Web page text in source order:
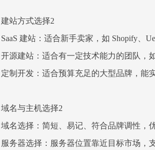
建站方式选择2
SaaS 建站：适合新手卖家，如 Shopify、
开源建站：适合有一定技术能力的团队，
定制开发：适合预算充足的大型品牌，能
域名与主机选择2
域名选择：简短、易记、符合品牌调性，
服务器选择：服务器位置靠近目标市场，